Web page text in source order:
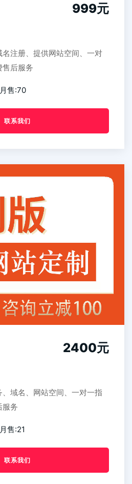
999元
注册、提供网站空间、一对
后服务
月售:70
联系我们
2400元
域名、网站空间、一对一指
服务
月售:21
联系我们